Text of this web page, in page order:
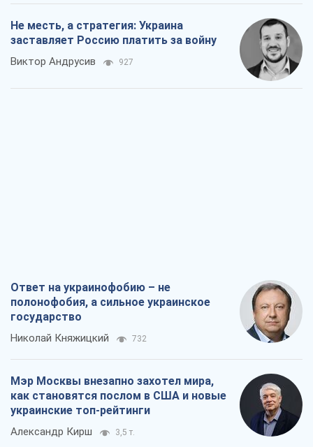
Не месть, а стратегия: Украина
заставляет Россию платить за войну
Виктор Андрусив 927
Ответ на украинофобию – не
полонофобия, а сильное украинское
государство
Николай Княжицкий 732
Мэр Москвы внезапно захотел мира,
как становятся послом в США и новые
украинские топ-рейтинги
Александр Кирш 3,5 т.